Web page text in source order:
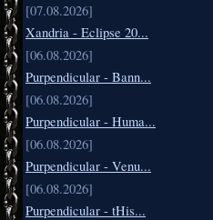
[07.08.2026]
Xandria - Eclipse 20...
[06.08.2026]
Purpendicular - Bann...
[06.08.2026]
Purpendicular - Huma...
[06.08.2026]
Purpendicular - Venu...
[06.08.2026]
Purpendicular - tHis...